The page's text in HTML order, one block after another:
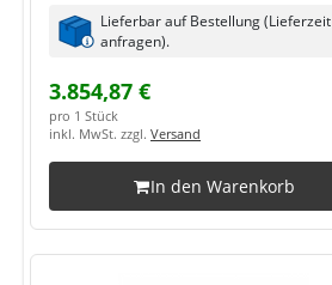
Lieferbar auf Bestellung (Lieferzeit
anfragen).
3.854,87 €
pro 1 Stück
inkl. MwSt. zzgl. Versand
In den Warenkorb